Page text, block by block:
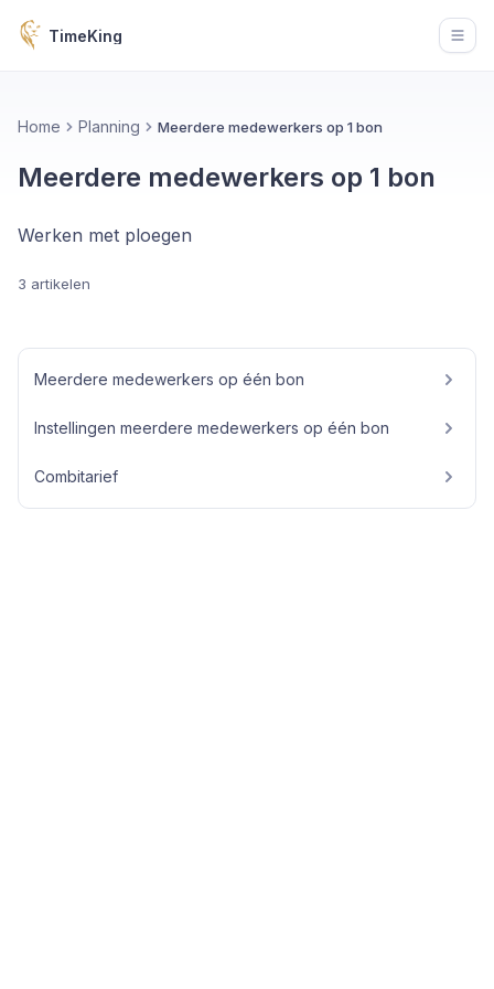
TimeKing
Home Planning Meerdere medewerkers op 1 bon
Meerdere medewerkers op 1 bon
Werken met ploegen
3 artikelen
Meerdere medewerkers op één bon
Instellingen meerdere medewerkers op één bon
Combitarief